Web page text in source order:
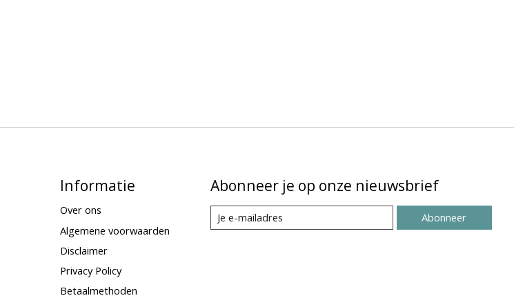
Informatie
Over ons
Algemene voorwaarden
Disclaimer
Privacy Policy
Betaalmethoden
Abonneer je op onze nieuwsbrief
Abonneer